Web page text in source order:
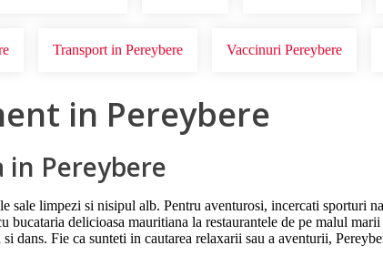
Transport in Pereybere Vaccinuri Pereybere
in Pereybere
Pereybere
sale limpezi si nisipul alb. Pentru aventurosi, incercati sporturi
delicioasa mauritiana la restaurantele de pe malul
dans. Fie ca sunteti in cautarea relaxarii sau a aventurii,